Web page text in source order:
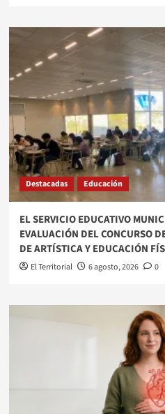
Destacadas Educación
EL SERVICIO EDUCATIVO
EVALUACIÓN DEL CONCURSO
DE ARTÍSTICA Y EDUCACIÓN
El Territorial 6 agosto, 2026 0